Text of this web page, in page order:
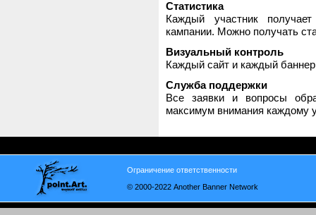
Статистика
Каждый участник
кампании. Можно получать
Визуальный контроль
Каждый сайт и каждый
Служба поддержки
Все заявки и вопросы
максимум внимания каждому
Ограничение ответственности
© 2000-2022 Another Banner Network